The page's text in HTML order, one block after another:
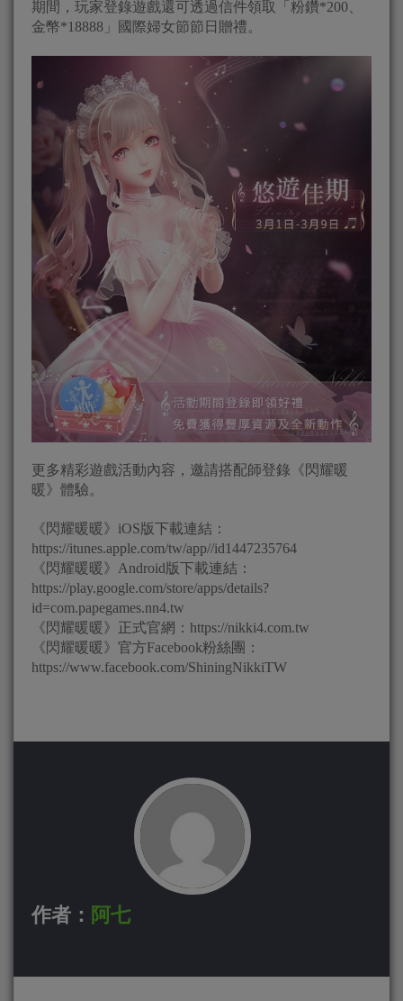
期間，玩家登錄遊戲還可透過信件領取「粉鑽*200、
金幣*18888」國際婦女節節日贈禮。
更多精彩遊戲活動內容，邀請搭配師登錄《閃耀暖
暖》體驗。
《閃耀暖暖》iOS版下載連結：
https://itunes.apple.com/tw/app//id1447235764
《閃耀暖暖》Android版下載連結：
https://play.google.com/store/apps/details?
id=com.papegames.nn4.tw
《閃耀暖暖》正式官網：https://nikki4.com.tw
《閃耀暖暖》官方Facebook粉絲團：
https://www.facebook.com/ShiningNikkiTW
作者： 阿七